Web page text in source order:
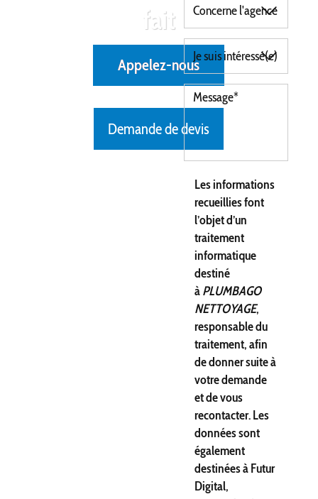
fait
Appelez-nous
Demande de devis
Les informations
recueillies font
l’objet d’un
traitement
informatique
destiné
àPLUMBAGO
NETTOYAGE,
responsable du
traitement, afin
de donner suite à
votre demande
et de vous
recontacter. Les
données sont
également
destinées à Futur
Digital,